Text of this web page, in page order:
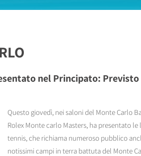
nel Principato:
Questo giovedì, nei saloni del Monte Carlo
Rolex Monte carlo Masters, ha presentato
tennis, che richiama numeroso pubblico
notissimi campi in terra battuta del Monte